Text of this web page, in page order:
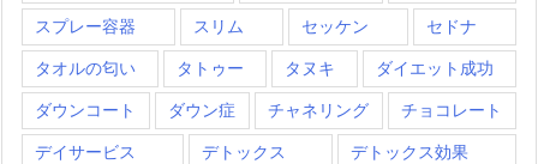
スプレー容器 スリム セッケン セドナ
タオルの匂い タトゥー タヌキ ダイエット成功
ダウンコート ダウン症 チャネリング チョコレート
デイサービス デトックス デトックス効果